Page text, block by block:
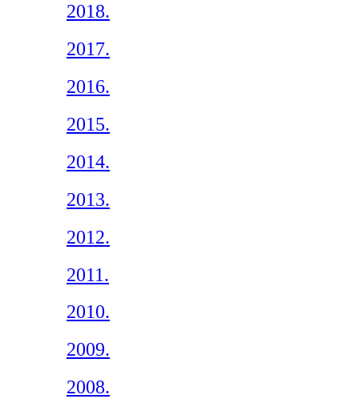
2018.
2017.
2016.
2015.
2014.
2013.
2012.
2011.
2010.
2009.
2008.